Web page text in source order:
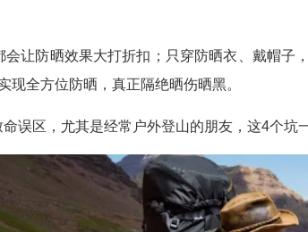
让防晒效果大打折扣；只穿防晒衣、戴帽
全方位防晒，真正隔绝晒伤晒黑。
误区，尤其是经常户外登山的朋友，这4个坑